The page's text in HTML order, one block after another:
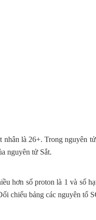
là 26+. Trong nguyên
nguyên tử Sắt.
hơn số proton là 1 và số
chiếu bảng các nguyên tố